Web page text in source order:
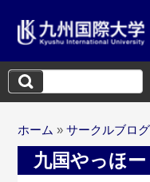
検
索:
ホーム » サークルブログ
九国やっほ